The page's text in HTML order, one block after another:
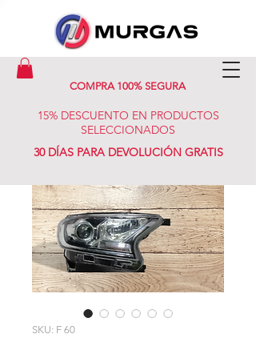
COMPRA 100% SEGURA
15% DESCUENTO EN PRODUCTOS
SELECCIONADOS
30 DÍAS PARA DEVOLUCIÓN GRATIS
SKU: F 60